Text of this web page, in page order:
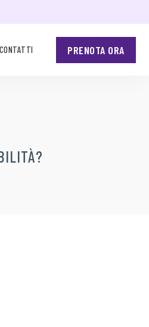
CONTATTI PRENOTA ORA